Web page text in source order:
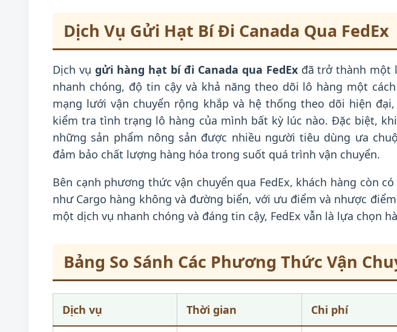
Dịch Vụ Gửi Hạt Bí Đi Canada Qua FedEx
Dịch vụ gửi hàng hạt bí đi Canada qua FedExđã trở thành một
nhanh chóng, độ tin cậy và khả năng theo dõi lô hàng một
mạng lưới vận chuyển rộng khắp và hệ thống theo dõi hiện
kiểm tra tình trạng lô hàng của mình bất kỳ lúc nào. Đặc biệt,
những sản phẩm nông sản được nhiều người tiêu dùng ưa
đảm bảo chất lượng hàng hóa trong suốt quá trình vận chuyển.
Bên cạnh phương thức vận chuyển qua FedEx, khách hàng còn
như Cargo hàng không và đường biển, với ưu điểm và nhược
một dịch vụ nhanh chóng và đáng tin cậy, FedEx vẫn là lựa chọn
Bảng So Sánh Các Phương Thức Vận
Dịch vụ Thời gian Chi phí